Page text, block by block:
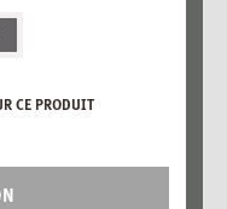
CE PRODUIT